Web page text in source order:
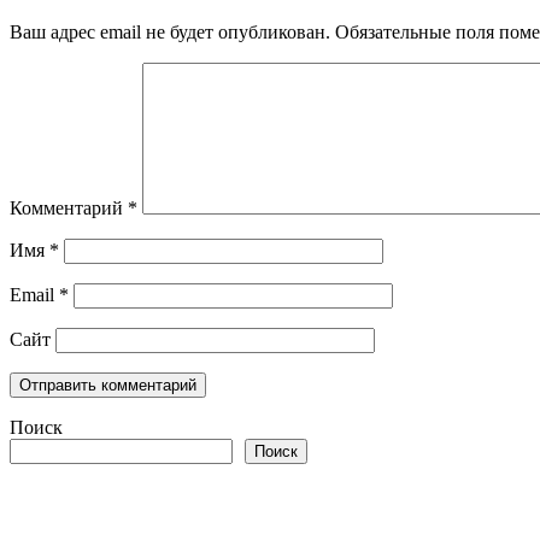
Ваш адрес email не будет опубликован. Обязательные поля
Комментарий *
Имя *
Email *
Сайт
Поиск
Поиск